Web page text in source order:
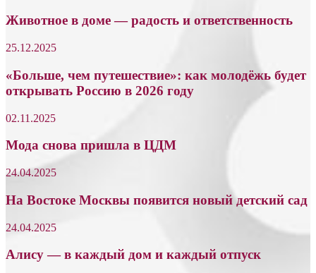
Животное в доме — радость и ответственность
25.12.2025
«Больше, чем путешествие»: как молодёжь будет
открывать Россию в 2026 году
02.11.2025
Мода снова пришла в ЦДМ
24.04.2025
На Востоке Москвы появится новый детский сад
24.04.2025
Алису — в каждый дом и каждый отпуск